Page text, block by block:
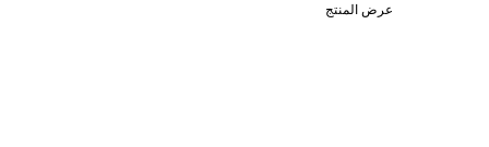
عرض المنتج